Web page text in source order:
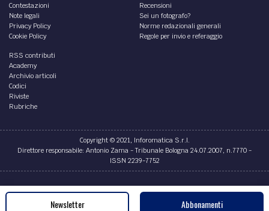
Contestazioni
Note legali
Privacy Policy
Cookie Policy
Recensioni
Sei un fotografo?
Norme redazionali generali
Regole per invio e referaggio
RSS contributi
Academy
Archivio articoli
Codici
Riviste
Rubriche
Copyright © 2021, Inforomatica S.r.l.
Direttore responsabile: Antonio Zama - Tribunale Bologna 24.07.2007, n.7770 -
ISSN 2239-7752
Credits
Newsletter Abbonamenti